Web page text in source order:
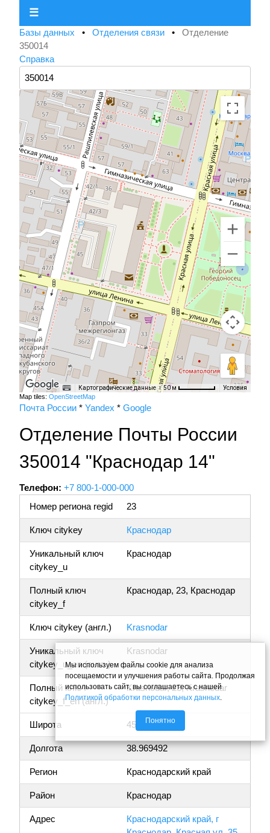
☰
Базы данных • Отделения связи • Отделение
350014
Справка
Картографические данные 50 м Условия
Map tiles: OpenStreetMap
Почта России * Yandex * Google
Отделение Почты России
350014 "Краснодар 14"
Телефон: +7 800-1-000-000
Номер региона regid
23
Ключ citykey Краснодар
Уникальный ключ
citykey_u
Краснодар
Полный ключ
citykey_f
Краснодар, 23, Краснодар
Ключ citykey (англ.) Krasnodar
Уникальный ключ
citykey_u_en (англ.)
Krasnodar
Полный ключ
citykey_f_en (англ.)
Krasnodar, 23, Krasnodar
Широта 45.024731
Долгота 38.969492
Регион Краснодарский край
Район Краснодар
Адрес
Краснодарский край, г
Мы используем файлы cookie для анализа
посещаемости и улучшения работы сайта. Продолжая
использовать сайт, вы соглашаетесь с нашей
Политикой обработки персональных данных.
Понятно